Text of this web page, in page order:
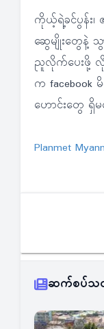
ကိုယ့်ရဲ့ခင်ပွန်း၊
ဆွေမျိုးတွေနဲ့
ညူလိုက်ပေးဖို့
က facebook
ဟောင်းတွေ ရှိ
Planmet
ဆက်စပ်သတ